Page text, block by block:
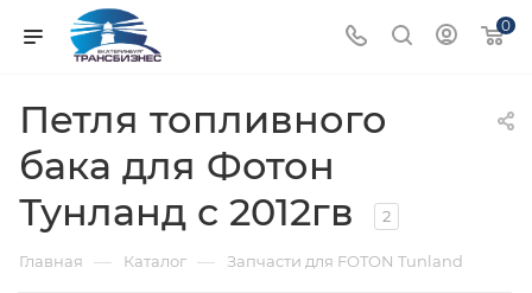
0
Петля топливного
бака для Фотон
Тунланд с 2012гв
2
Главная — Каталог — Запчасти для FOTON Tunland